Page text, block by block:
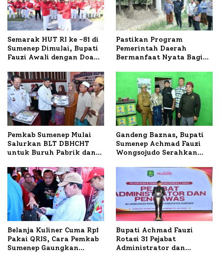
Semarak HUT RI ke -81 di
Sumenep Dimulai, Bupati
Fauzi Awali dengan Doa
Terbakar
Pastikan Program
Pemerintah Daerah
Bermanfaat Nyata Bagi
Sumenep Tinjau Langsung
Budidaya Lele dan Ayam
Petelur di Desa Bataal
Timur
Pemkab Sumenep Mulai
Salurkan BLT DBHCHT
untuk Buruh Pabrik dan
Gandeng Baznas, Bupati
Sumenep Achmad Fauzi
Wongsojudo Serahkan
Dua Kecamatan
Belanja Kuliner Cuma Rp1
Pakai QRIS, Cara Pemkab
Sumenep Gaungkan
Bupati Achmad Fauzi
Rotasi 31 Pejabat
Administrator dan